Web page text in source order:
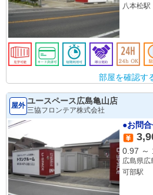
八本松駅
部屋を確認す
屋外 ユースペース広島亀山店
三協フロンテア株式会社
●お問
0.97 ～
広島県
可部駅